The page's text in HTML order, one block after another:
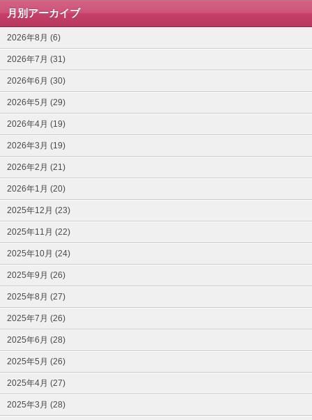
月別アーカイブ
2026年8月 (6)
2026年7月 (31)
2026年6月 (30)
2026年5月 (29)
2026年4月 (19)
2026年3月 (19)
2026年2月 (21)
2026年1月 (20)
2025年12月 (23)
2025年11月 (22)
2025年10月 (24)
2025年9月 (26)
2025年8月 (27)
2025年7月 (26)
2025年6月 (28)
2025年5月 (26)
2025年4月 (27)
2025年3月 (28)